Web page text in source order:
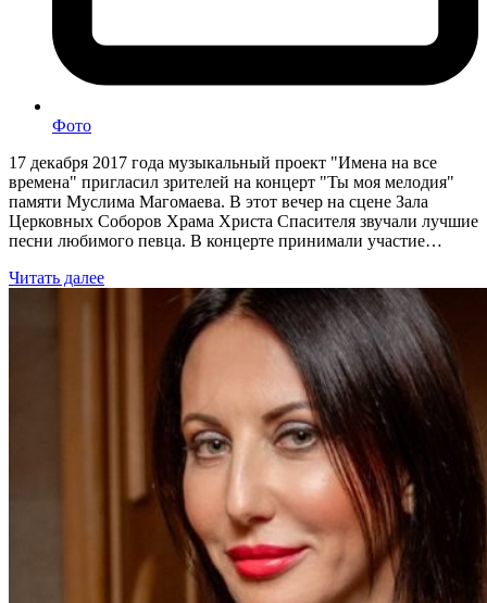
Фото
17 декабря 2017 года музыкальный проект "Имена на все
времена" пригласил зрителей на концерт "Ты моя мелодия"
памяти Муслима Магомаева. В этот вечер на сцене Зала
Церковных Соборов Храма Христа Спасителя звучали лучшие
песни любимого певца. В концерте принимали участие…
Читать далее